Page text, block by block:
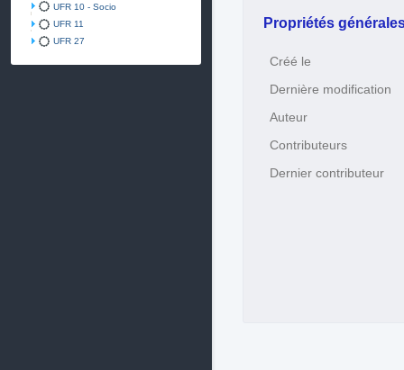
UFR 10 - Socio
UFR 11
UFR 27
Propriétés
Créé le
Dernière modification
Auteur
Contributeurs
Dernier contributeur